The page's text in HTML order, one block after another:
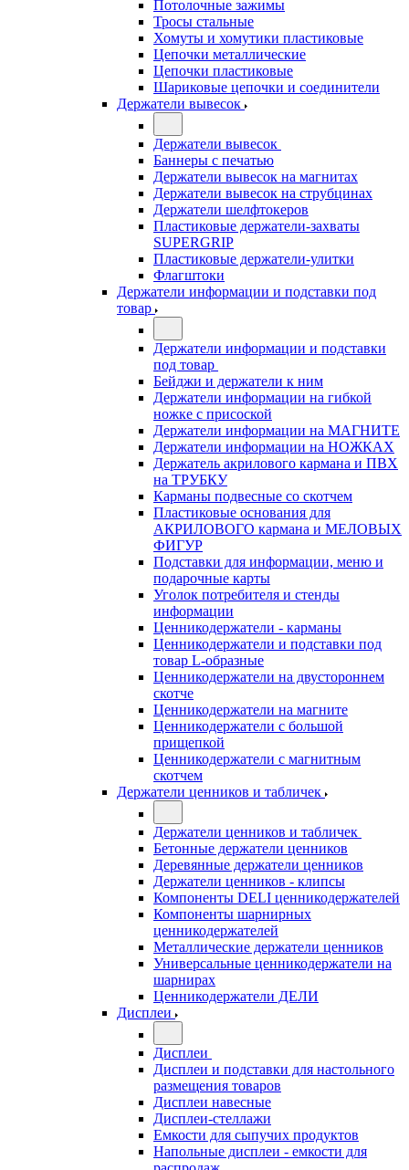
Потолочные зажимы
Тросы стальные
Хомуты и хомутики пластиковые
Цепочки металлические
Цепочки пластиковые
Шариковые цепочки и соединители
Держатели вывесок
Держатели вывесок
Баннеры с печатью
Держатели вывесок на магнитах
Держатели вывесок на струбцинах
Держатели шелфтокеров
Пластиковые держатели-захваты
SUPERGRIP
Пластиковые держатели-улитки
Флагштоки
Держатели информации и подставки под
товар
Держатели информации и подставки
под товар
Бейджи и держатели к ним
Держатели информации на гибкой
ножке с присоской
Держатели информации на МАГНИТЕ
Держатели информации на НОЖКАХ
Держатель акрилового кармана и ПВХ
на ТРУБКУ
Карманы подвесные со скотчем
Пластиковые основания для
АКРИЛОВОГО кармана и МЕЛОВЫХ
ФИГУР
Подставки для информации, меню и
подарочные карты
Уголок потребителя и стенды
информации
Ценникодержатели - карманы
Ценникодержатели и подставки под
товар L-образные
Ценникодержатели на двустороннем
скотче
Ценникодержатели на магните
Ценникодержатели с большой
прищепкой
Ценникодержатели с магнитным
скотчем
Держатели ценников и табличек
Держатели ценников и табличек
Бетонные держатели ценников
Деревянные держатели ценников
Держатели ценников - клипсы
Компоненты DELI ценникодержателей
Компоненты шарнирных
ценникодержателей
Металлические держатели ценников
Универсальные ценникодержатели на
шарнирах
Ценникодержатели ДЕЛИ
Дисплеи
Дисплеи
Дисплеи и подставки для настольного
размещения товаров
Дисплеи навесные
Дисплеи-стеллажи
Емкости для сыпучих продуктов
Напольные дисплеи - емкости для